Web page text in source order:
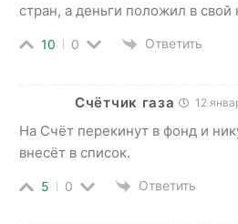
стран, а деньги положил в свой
10 0 Ответить
Счётчик газа 12
На Счёт перекинут в фонд и
внесёт в список.
5 0 Ответить